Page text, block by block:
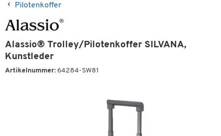
Pilotenkoffer
Alassio® Trolley/Pilotenkoffer SILVANA,
Kunstleder
Artikelnummer: 64284-SW81